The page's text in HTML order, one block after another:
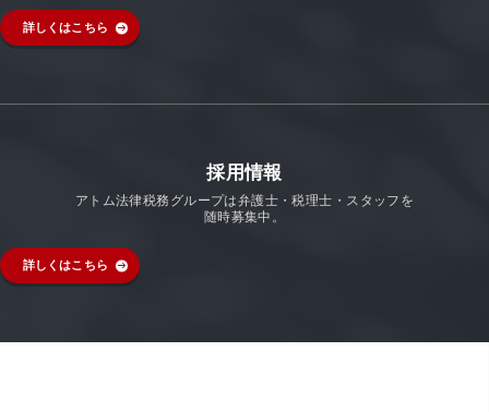
詳しくはこちら
採用情報
アトム法律税務グループは弁護士・税理士・スタッフを
随時募集中。
詳しくはこちら